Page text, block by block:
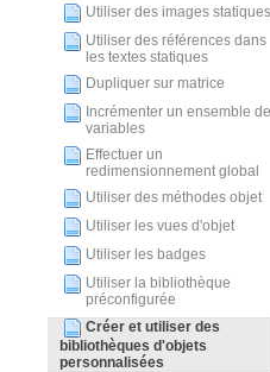
Utiliser des images statiques
Utiliser des références dans
les textes statiques
Dupliquer sur matrice
Incrémenter un ensemble de
variables
Effectuer un
redimensionnement global
Utiliser des méthodes objet
Utiliser les vues d'objet
Utiliser les badges
Utiliser la bibliothèque
préconfigurée
Créer et utiliser des
bibliothèques d'objets
personnalisées